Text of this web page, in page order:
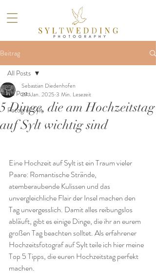
Beitrag
All Posts
Fotograf Sylt
All Posts
5 Dinge, die am Hochzeitstag
auf Sylt wichtig sind
Sebastian Diedenhofen
29. Jan. 2025 3 Min. Lesezeit
Eine Hochzeit auf Sylt ist ein Traum vieler
Paare: Romantische Strände,
atemberaubende Kulissen und das
unvergleichliche Flair der Insel machen den
Tag unvergesslich. Damit alles reibungslos
abläuft, gibt es einige Dinge, die ihr an eurem
großen Tag beachten solltet. Als erfahrener
Hochzeitsfotograf auf Sylt teile ich hier meine
Top 5 Tipps, die euren Hochzeitstag perfekt
machen.